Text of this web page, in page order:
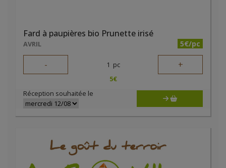
Fard à paupières bio Prunette irisé
AVRIL 5€/pc
- 1 pc +
5€
Réception souhaitée le